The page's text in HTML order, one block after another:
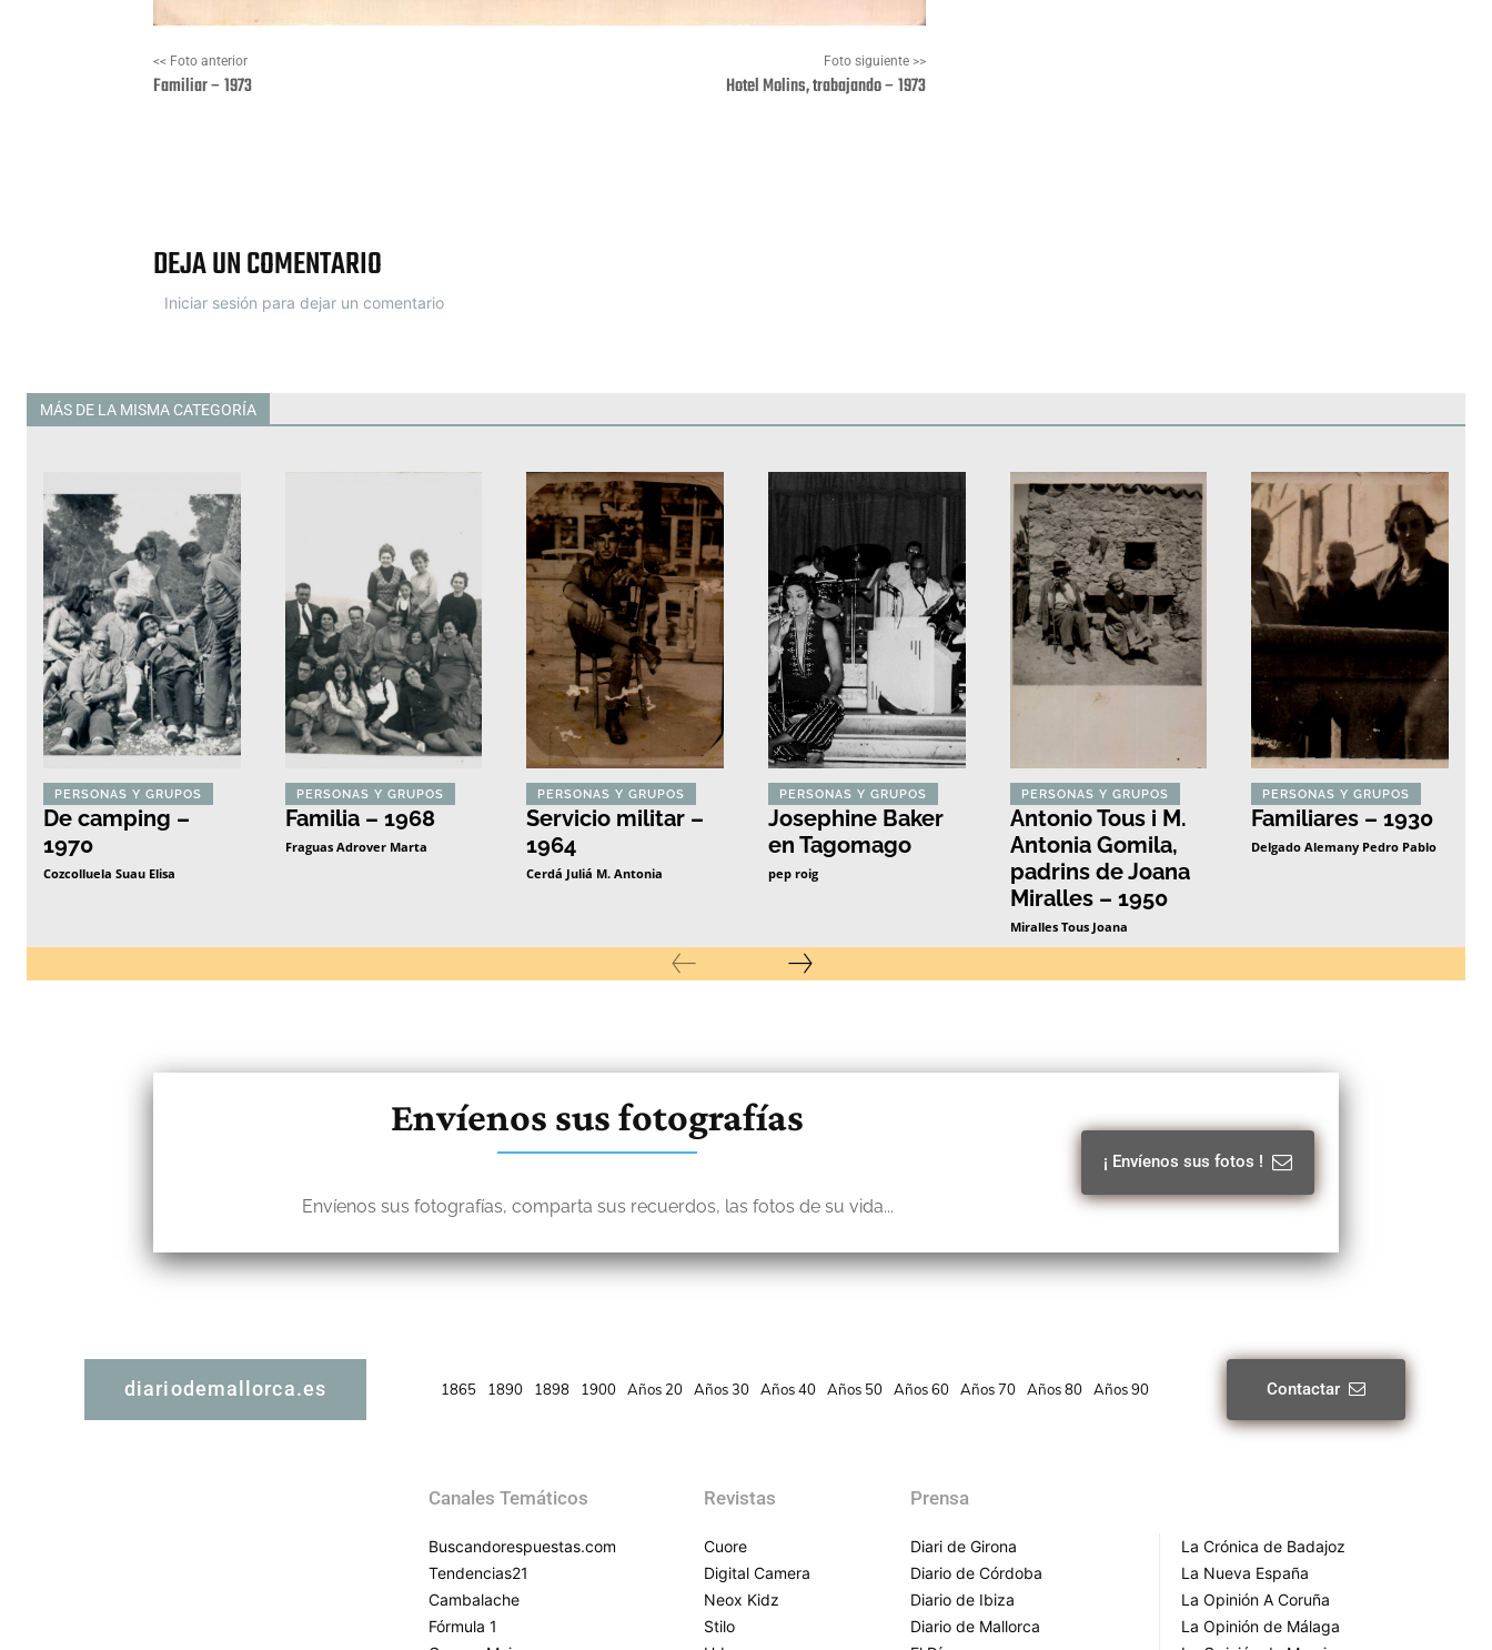
<< Foto anterior
Familiar – 1973
Foto siguiente >>
Hotel Molins, trabajando – 1973
DEJA UN COMENTARIO
Iniciar sesión para dejar un comentario
MÁS DE LA MISMA CATEGORÍA
PERSONAS Y GRUPOS
De camping –
1970
Cozcolluela Suau Elisa
PERSONAS Y GRUPOS
Familia – 1968
Fraguas Adrover Marta
PERSONAS Y GRUPOS
Servicio militar –
1964
Cerdá Juliá M. Antonia
PERSONAS Y GRUPOS
Josephine Baker
en Tagomago
pep roig
PERSONAS Y GRUPOS
Antonio Tous i M.
Antonia Gomila,
padrins de Joana
Miralles – 1950
Miralles Tous Joana
PERSONAS Y GRUPOS
Familiares – 1930
Delgado Alemany Pedro Pablo
Envíenos sus fotografías
Envíenos sus fotografías, comparta sus recuerdos, las fotos de su vida...
¡ Envíenos sus fotos !
diariodemallorca.es 1865 1890 1898 1900 Años 20 Años 30 Años 40 Años 50 Años 60 Años 70 Años 80 Años 90 Contactar
Canales Temáticos
Buscandorespuestas.com
Tendencias21
Cambalache
Fórmula 1
Revistas
Cuore
Digital Camera
Neox Kidz
Stilo
Prensa
Diari de Girona
Diario de Córdoba
Diario de Ibiza
Diario de Mallorca
La Crónica de Badajoz
La Nueva España
La Opinión A Coruña
La Opinión de Málaga